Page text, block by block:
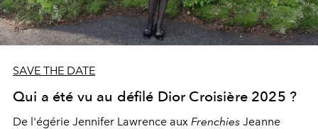
SAVE THE DATE
Qui a été vu au défilé Dior Croisière 2025 ?
De l'égérie Jennifer Lawrence aux Frenchies Jeanne